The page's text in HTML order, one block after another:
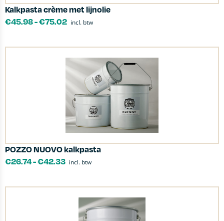
Kalkpasta crème met lijnolie
€45.98-€75.02 incl. btw
POZZO NUOVO kalkpasta
€26.74-€42.33 incl. btw